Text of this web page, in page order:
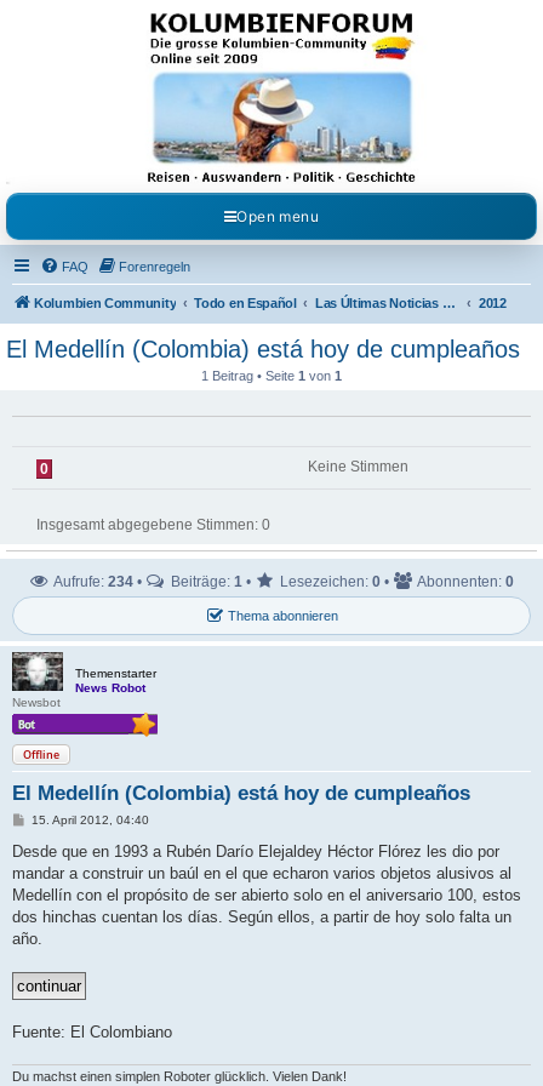
Kolumbienforum - Das
grosse Forum der
Freunde Kolumbiens
Reisen, Auswandern, Kultur, Politik, Geschichte und Visum in Kolumbien und Venezuela.
Austausch, Erfahrungen und Gemeinschaft im Kolumbienforum
Open menu
FAQ Forenregeln
Kolumbien Community Todo en Español Las Últimas Noticias en Español 2012
El Medellín (Colombia) está hoy de cumpleaños
1 Beitrag • Seite 1 von 1
0 Keine Stimmen
Insgesamt abgegebene Stimmen: 0
Thema abonnieren
Aufrufe: 234 • Beiträge: 1 • Lesezeichen: 0 • Abonnenten: 0
Themenstarter
News Robot
Newsbot
Offline
El Medellín (Colombia) está hoy de cumpleaños
B
i
r
a
15. April 2012, 04:40
Desde que en 1993 a Rubén Darío Elejaldey Héctor Flórez les dio por
mandar a construir un baúl en el que echaron varios objetos alusivos al
Medellín con el propósito de ser abierto solo en el aniversario 100, estos
dos hinchas cuentan los días. Según ellos, a partir de hoy solo falta un
año.
Fuente: El Colombiano
Du machst einen simplen Roboter glücklich. Vielen Dank!